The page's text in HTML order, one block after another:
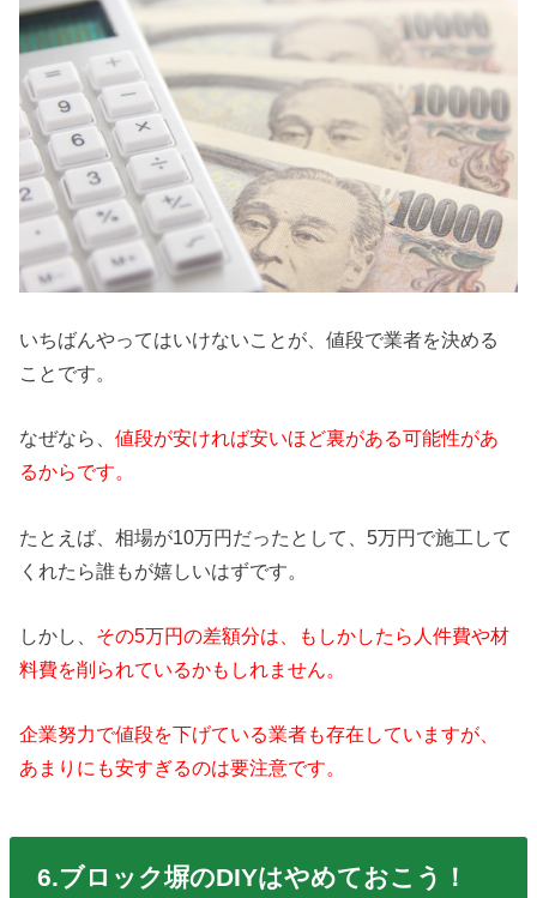
いちばんやってはいけないことが、値段で業者を決める
ことです。
なぜなら、値段が安ければ安いほど裏がある可能性があ
るからです。
たとえば、相場が10万円だったとして、5万円で施工して
くれたら誰もが嬉しいはずです。
しかし、 その5万円の差額分は、もしかしたら人件費や材
料費を削られているかもしれません。
企業努力で値段を下げている業者も存在していますが、
あまりにも安すぎるのは要注意です。
6.ブロック塀のDIYはやめておこう！